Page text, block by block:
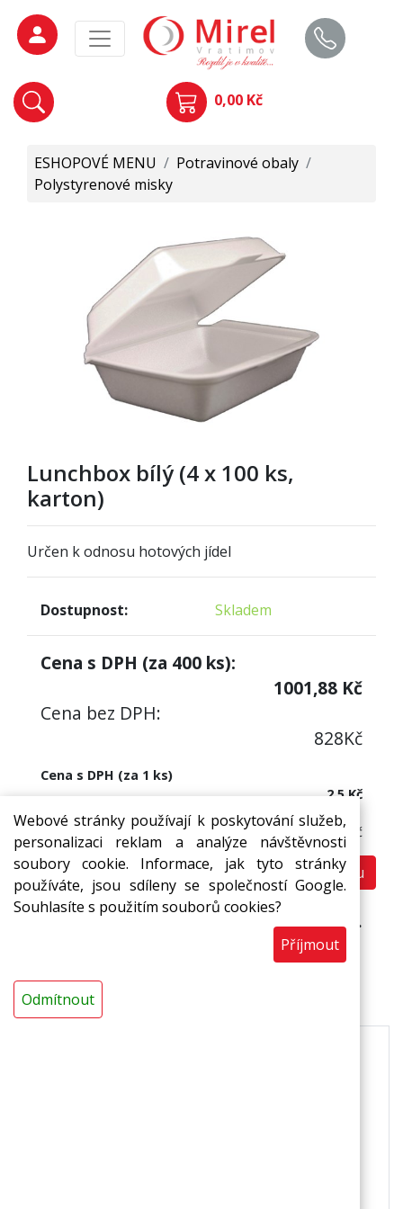
Webové stránky používají k poskytování služeb,
personalizaci reklam a analýze návštěvnosti
soubory cookie. Informace, jak tyto stránky
používáte, jsou sdíleny se společností Google.
Souhlasíte s použitím souborů cookies?
Příjmout
Odmítnout
0,00 Kč
ESHOPOVÉ MENU / Potravinové obaly /
Polystyrenové misky
Lunchbox bílý (4 x 100 ks,
karton)
Určen k odnosu hotových jídel
Dostupnost: Skladem
Cena s DPH (za 400 ks):
1001,88 Kč
Cena bez DPH:
828Kč
Cena s DPH (za 1 ks)
2,5 Kč
Cena bez DPH:
2,07 Kč
ks Do košíku
Prodej pouze na ucelená balení (400 ks).
Popis